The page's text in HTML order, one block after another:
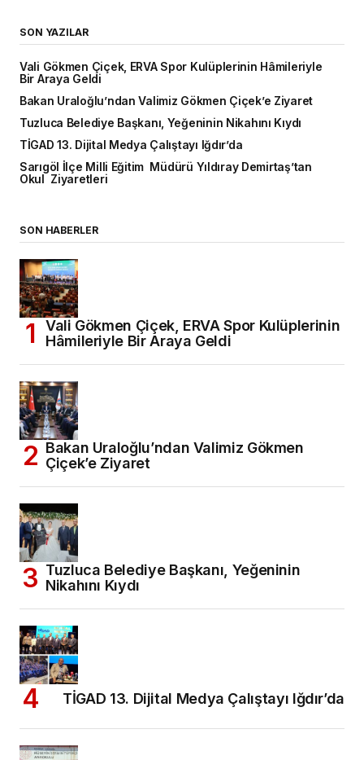
SON YAZILAR
Vali Gökmen Çiçek, ERVA Spor Kulüplerinin Hâmileriyle
Bir Araya Geldi
Bakan Uraloğlu’ndan Valimiz Gökmen Çiçek’e Ziyaret
Tuzluca Belediye Başkanı, Yeğeninin Nikahını Kıydı
TİGAD 13. Dijital Medya Çalıştayı Iğdır’da
Sarıgöl İlçe Milli Eğitim Müdürü Yıldıray Demirtaş’tan
Okul Ziyaretleri
SON HABERLER
Vali Gökmen Çiçek, ERVA Spor Kulüplerinin
Hâmileriyle Bir Araya Geldi
Bakan Uraloğlu’ndan Valimiz Gökmen
Çiçek’e Ziyaret
Tuzluca Belediye Başkanı, Yeğeninin
Nikahını Kıydı
TİGAD 13. Dijital Medya Çalıştayı Iğdır’da